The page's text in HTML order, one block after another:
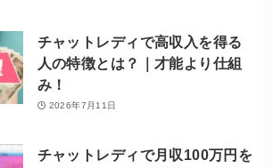
チャットレディで高収入を得る
人の特徴とは？｜才能より仕組
み！
2026年7月11日
チャットレディで月収100万円を